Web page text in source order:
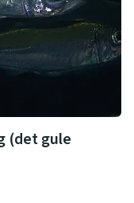
(det gule